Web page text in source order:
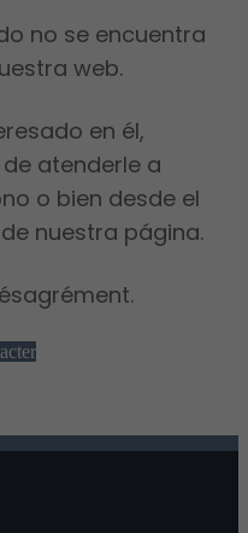
no se encuentra
web.
en él,
atenderle a
o bien desde el
nuestra página.